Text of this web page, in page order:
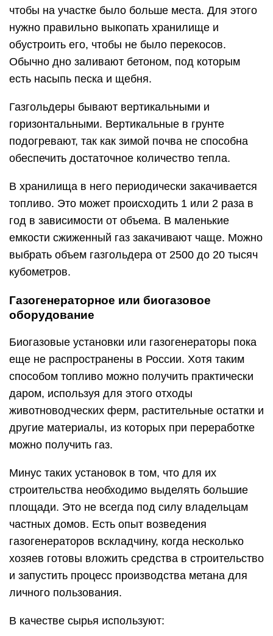
чтобы на участке было больше места. Для этого
нужно правильно выкопать хранилище и
обустроить его, чтобы не было перекосов.
Обычно дно заливают бетоном, под которым
есть насыпь песка и щебня.
Газгольдеры бывают вертикальными и
горизонтальными. Вертикальные в грунте
подогревают, так как зимой почва не способна
обеспечить достаточное количество тепла.
В хранилища в него периодически закачивается
топливо. Это может происходить 1 или 2 раза в
год в зависимости от объема. В маленькие
емкости сжиженный газ закачивают чаще. Можно
выбрать объем газгольдера от 2500 до 20 тысяч
кубометров.
Газогенераторное или биогазовое
оборудование
Биогазовые установки или газогенераторы пока
еще не распространены в России. Хотя таким
способом топливо можно получить практически
даром, используя для этого отходы
животноводческих ферм, растительные остатки и
другие материалы, из которых при переработке
можно получить газ.
Минус таких установок в том, что для их
строительства необходимо выделять большие
площади. Это не всегда под силу владельцам
частных домов. Есть опыт возведения
газогенераторов вскладчину, когда несколько
хозяев готовы вложить средства в строительство
и запустить процесс производства метана для
личного пользования.
В качестве сырья используют: